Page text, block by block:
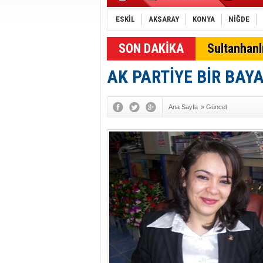
ESKİL AKSARAY KONYA NİĞDE
SON DAKİKA
AK PARTİYE BİR
Ana Sayfa » Güncel